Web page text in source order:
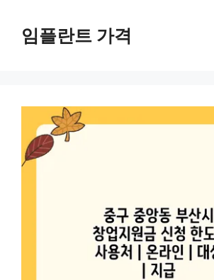
임플란트 가격